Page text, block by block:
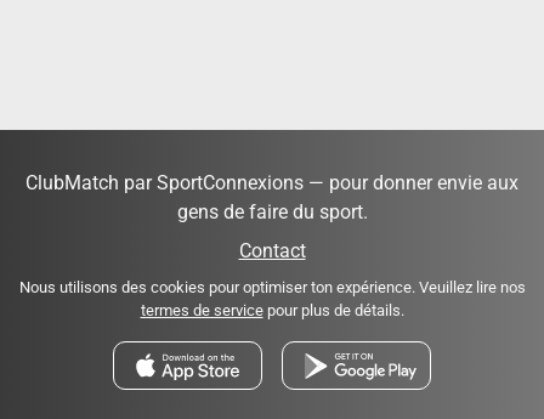
ClubMatch par SportConnexions — pour donner envie aux
gens de faire du sport.
Contact
Nous utilisons des cookies pour optimiser ton expérience. Veuillez lire nos
termes de servicepour plus de détails.